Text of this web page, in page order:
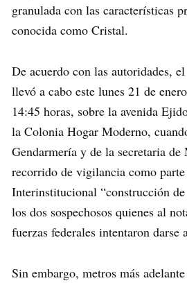
granulada con las características
conocida como Cristal.
De acuerdo con las autoridades,
llevó a cabo este lunes 21 de
14:45 horas, sobre la avenida
la Colonia Hogar Moderno,
Gendarmería y de la secretaria
recorrido de vigilancia como
Interinstitucional “construcción
los dos sospechosos quienes al
fuerzas federales intentaron darse
Sin embargo, metros más